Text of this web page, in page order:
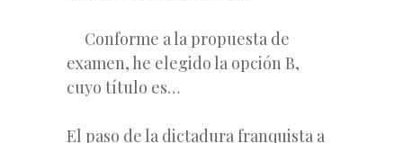
Conforme a la propuesta de
examen, he elegido la opción B,
cuyo título es…
El paso de la dictadura franquista a